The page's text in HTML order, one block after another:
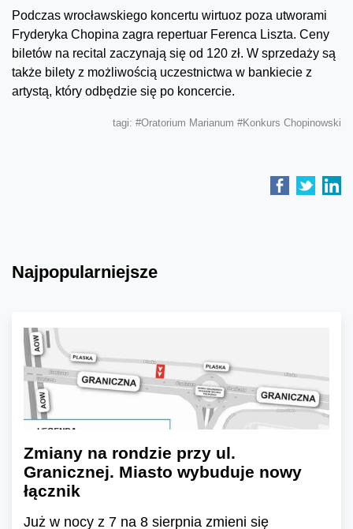
Podczas wrocławskiego koncertu wirtuoz poza utworami
Fryderyka Chopina zagra repertuar Ferenca Liszta. Ceny
biletów na recital zaczynają się od 120 zł. W sprzedaży są
także bilety z możliwością uczestnictwa w bankiecie z
artystą, który odbędzie się po koncercie.
tagi: #Oratorium Marianum #Konkurs Chopinowski
Najpopularniejsze
Zmiany na rondzie przy ul.
Granicznej. Miasto wybuduje nowy
łącznik
Już w nocy z 7 na 8 sierpnia zmieni się